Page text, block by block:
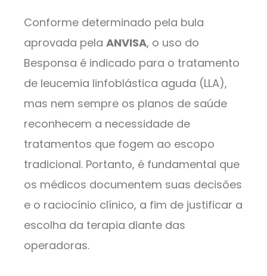
Conforme determinado pela bula
aprovada pela ANVISA, o uso do
Besponsa é indicado para o tratamento
de leucemia linfoblástica aguda (LLA),
mas nem sempre os planos de saúde
reconhecem a necessidade de
tratamentos que fogem ao escopo
tradicional. Portanto, é fundamental que
os médicos documentem suas decisões
e o raciocínio clínico, a fim de justificar a
escolha da terapia diante das
operadoras.